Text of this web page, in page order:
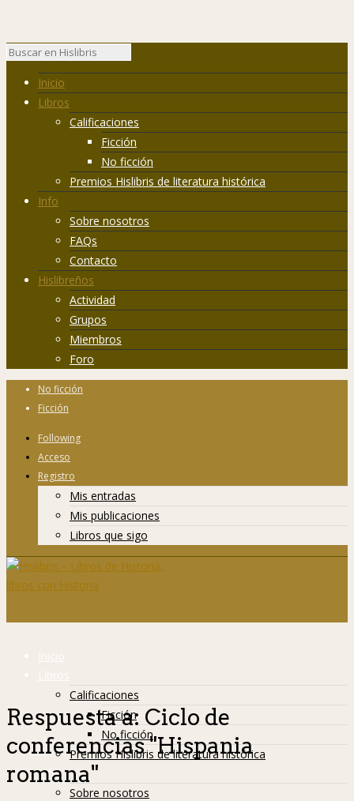
Inicio
Libros
Calificaciones
Ficción
No ficción
Premios Hislibris de literatura histórica
Info
Sobre nosotros
FAQs
Contacto
Hislibreños
Actividad
Grupos
Miembros
Foro
No ficción
Ficción
Following
Acceso
Registro
Mis entradas
Mis publicaciones
Libros que sigo
Inicio
Libros
Calificaciones
Ficción
No ficción
Premios Hislibris de literatura histórica
Info
Sobre nosotros
Respuesta a: Ciclo de
conferencias "Hispania
romana"